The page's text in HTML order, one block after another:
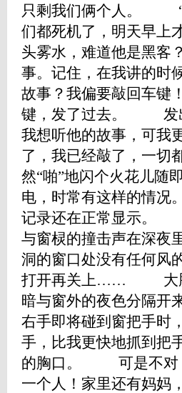
只剩我们俩个人。 “
们都死机了，明天早
头雾水，难道他是黑
事。记住，在我讲的
故事？我偏要敲回车
键，发了过去。 发出
我想听他的故事，可
了，我已经敲了，一
然“啪”地闪个火花儿随
电，时常有这样的情况
记录还在正常显示。
与窗棂的撞击声在深夜
洞的窗口处没有任何风
打开再关上…… 大脑
暗与窗外的夜色分隔
右手即将碰到窗把手时
手，比我更快地抓到把
的胸口。 可是不对！
一个人！家里还有妈妈